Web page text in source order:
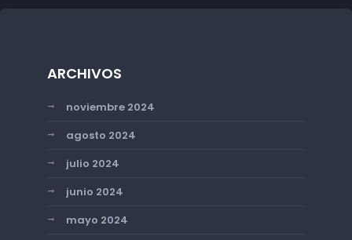
ARCHIVOS
noviembre 2024
agosto 2024
julio 2024
junio 2024
mayo 2024